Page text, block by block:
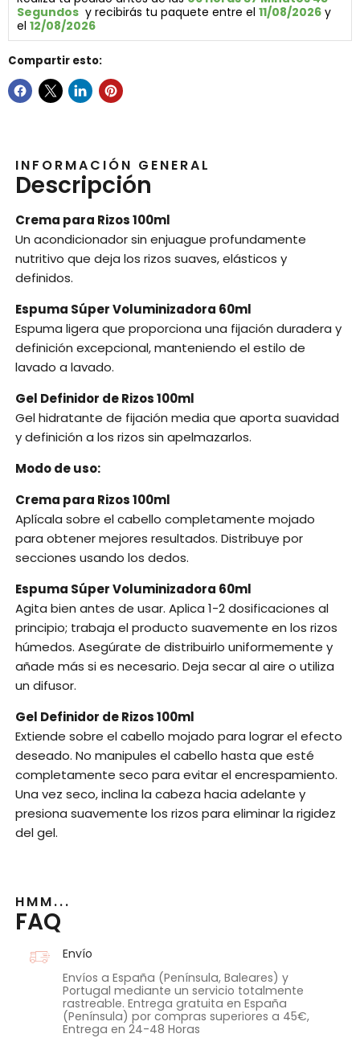
Segundos
  y recibirás tu paquete entre el
11/08/2026 y
el 12/08/2026
Compartir esto:
INFORMACIÓN GENERAL
Descripción
Crema para Rizos 100ml
Un acondicionador sin enjuague profundamente
nutritivo que deja los rizos suaves, elásticos y
definidos.
Espuma Súper Voluminizadora 60ml
Espuma ligera que proporciona una fijación duradera y
definición excepcional, manteniendo el estilo de
lavado a lavado.
Gel Definidor de Rizos 100ml
Gel hidratante de fijación media que aporta suavidad
y definición a los rizos sin apelmazarlos.
Modo de uso:
Crema para Rizos 100ml
Aplícala sobre el cabello completamente mojado
para obtener mejores resultados. Distribuye por
secciones usando los dedos.
Espuma Súper Voluminizadora 60ml
Agita bien antes de usar. Aplica 1-2 dosificaciones al
principio; trabaja el producto suavemente en los rizos
húmedos. Asegúrate de distribuirlo uniformemente y
añade más si es necesario. Deja secar al aire o utiliza
un difusor.
Gel Definidor de Rizos 100ml
Extiende sobre el cabello mojado para lograr el efecto
deseado. No manipules el cabello hasta que esté
completamente seco para evitar el encrespamiento.
Una vez seco, inclina la cabeza hacia adelante y
presiona suavemente los rizos para eliminar la rigidez
del gel.
HMM...
FAQ
Envío
Envíos a España (Península, Baleares) y
Portugal mediante un servicio totalmente
rastreable. Entrega gratuita en España
(Península) por compras superiores a 45€,
Entrega en 24-48 Horas